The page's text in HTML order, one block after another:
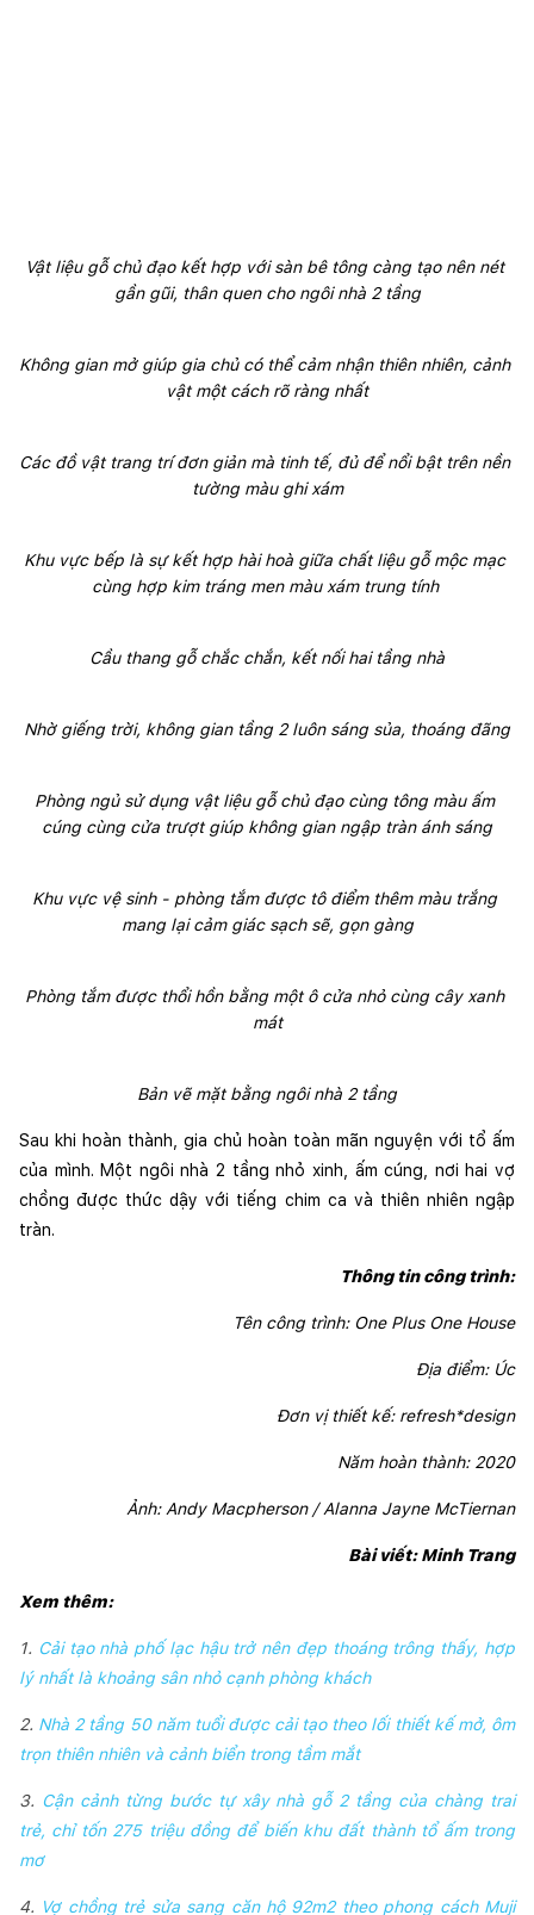
Vật liệu gỗ chủ đạo kết hợp với sàn bê tông càng tạo nên nét
gần gũi, thân quen cho ngôi nhà 2 tầng
Không gian mở giúp gia chủ có thể cảm nhận thiên nhiên, cảnh
vật một cách rõ ràng nhất
Các đồ vật trang trí đơn giản mà tinh tế, đủ để nổi bật trên nền
tường màu ghi xám
Khu vực bếp là sự kết hợp hài hoà giữa chất liệu gỗ mộc mạc
cùng hợp kim tráng men màu xám trung tính
Cầu thang gỗ chắc chắn, kết nối hai tầng nhà
Nhờ giếng trời, không gian tầng 2 luôn sáng sủa, thoáng đãng
Phòng ngủ sử dụng vật liệu gỗ chủ đạo cùng tông màu ấm
cúng cùng cửa trượt giúp không gian ngập tràn ánh sáng
Khu vực vệ sinh - phòng tắm được tô điểm thêm màu trắng
mang lại cảm giác sạch sẽ, gọn gàng
Phòng tắm được thổi hồn bằng một ô cửa nhỏ cùng cây xanh
mát
Bản vẽ mặt bằng ngôi nhà 2 tầng
Sau khi hoàn thành, gia chủ hoàn toàn mãn nguyện với tổ ấm
của mình. Một ngôi nhà 2 tầng nhỏ xinh, ấm cúng, nơi hai vợ
chồng được thức dậy với tiếng chim ca và thiên nhiên ngập
tràn.
Thông tin công trình:
Tên công trình: One Plus One House
Địa điểm: Úc
Đơn vị thiết kế: refresh*design
Năm hoàn thành: 2020
Ảnh: Andy Macpherson / Alanna Jayne McTiernan
Bài viết: Minh Trang
Xem thêm:
1. Cải tạo nhà phố lạc hậu trở nên đẹp thoáng trông thấy, hợp
lý nhất là khoảng sân nhỏ cạnh phòng khách
2. Nhà 2 tầng 50 năm tuổi được cải tạo theo lối thiết kế mở, ôm
trọn thiên nhiên và cảnh biển trong tầm mắt
3. Cận cảnh từng bước tự xây nhà gỗ 2 tầng của chàng trai
trẻ, chỉ tốn 275 triệu đồng để biến khu đất thành tổ ấm trong
mơ
4. Vợ chồng trẻ sửa sang căn hộ 92m2 theo phong cách Muji